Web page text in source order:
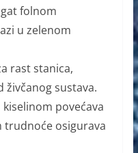
folnom
u zelenom
rast stanica,
živčanog sustava.
povećava
trudnoće osigurava